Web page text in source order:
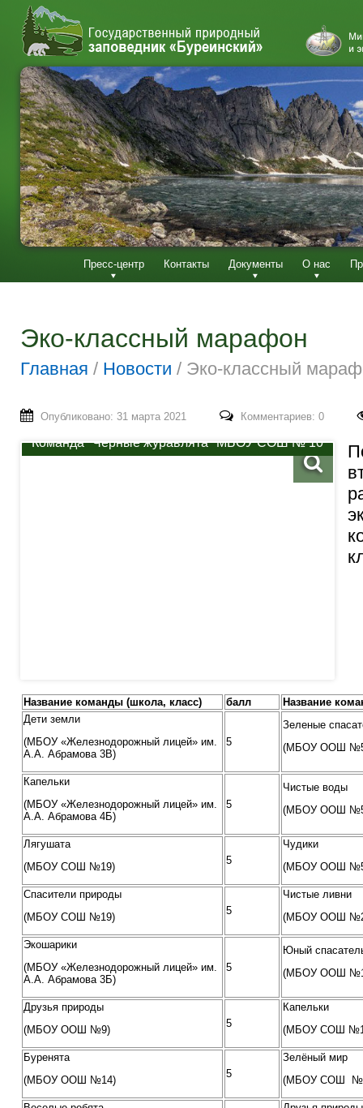
Пресс-центр Контакты Документы О нас
Эко-классный марафон
Главная / Новости / Эко-классный
Опубликовано: 31 марта 2021 Комментариев: 0
Команда "Черные журавлята" МБОУ СОШ № 10
Название команды (школа, класс) балл
Название
Дети земли
(МБОУ «Железнодорожный лицей» им.
А.А. Абрамова 3В)
5
Зеленые
(МБОУ ООШ
Капельки
(МБОУ «Железнодорожный лицей» им.
А.А. Абрамова 4Б)
5
Чистые воды
(МБОУ ООШ
Лягушата
(МБОУ СОШ №19)
5
Чудики
(МБОУ ООШ
Спасители природы
(МБОУ СОШ №19)
5
Чистые ливни
(МБОУ ООШ
Экошарики
(МБОУ «Железнодорожный лицей» им.
А.А. Абрамова 3Б)
5
Юный
(МБОУ ООШ
Друзья природы
(МБОУ ООШ №9)
5
Капельки
(МБОУ СОШ
Буренята
(МБОУ ООШ №14)
5
Зелёный мир
(МБОУ СОШ